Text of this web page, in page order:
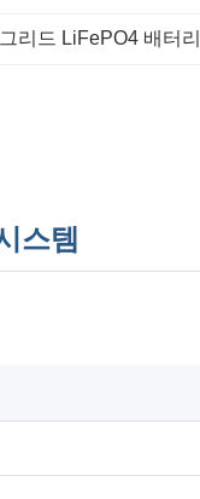
리드 LiFePO4 배터
스템